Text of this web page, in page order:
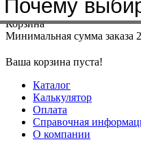
Меню+7(4912)50-37-50
Корзина
Минимальная сумма заказа
Ваша корзина пуста!
Каталог
Калькулятор
Оплата
Справочная
О компании
Почему